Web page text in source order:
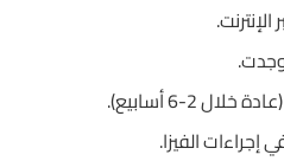
2-6 أسابيع).
إجراءات الفيزا.